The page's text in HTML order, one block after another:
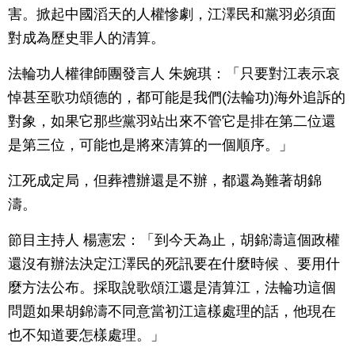
害。掀起中國滔天的人權慘劇，江澤民和黨羽必須面
對成為歷史罪人的清算。
法輪功人權律師團發言人 朱婉琪：「只要對江表示哀
悼甚至歌功頌德的，都可能是我們(法輪功)海外追訴的
對象，如果它那些黨羽站出來不管它是排在第二位還
是第三位，可能也是將來清算的一個順序。」
江死成定局，但葬禮辦還是不辦，都還為難著胡錦
濤。
節目主持人 楊憲宏：「到今天為止，胡錦濤這個政權
還沒有辦法決定江澤民的死訊要在什麼時候 、要用什
麼方法公布。採取說歌頌江還是清算江，法輪功這個
問題如果胡錦濤不同意當初江這樣處理的話，他現在
也不知道要怎樣處理。」